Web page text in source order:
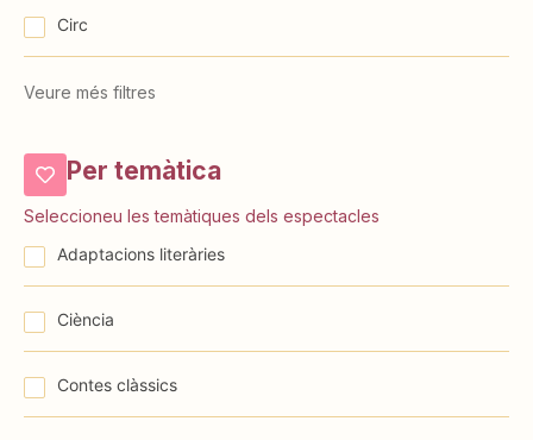
Circ
Veure més filtres
Per temàtica
Seleccioneu les temàtiques dels espectacles
⁠⁠Adaptacions literàries
Ciència
Contes clàssics